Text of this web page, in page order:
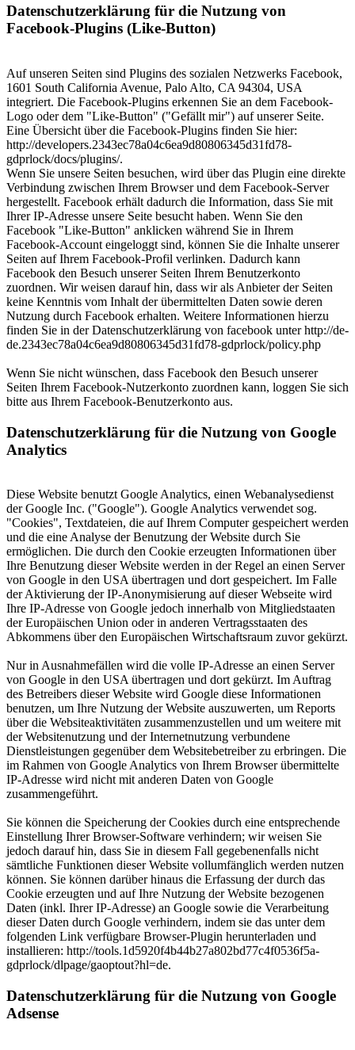
Datenschutzerklärung für die Nutzung von
Facebook-Plugins (Like-Button)
Auf unseren Seiten sind Plugins des sozialen Netzwerks Facebook,
1601 South California Avenue, Palo Alto, CA 94304, USA
integriert. Die Facebook-Plugins erkennen Sie an dem Facebook-
Logo oder dem "Like-Button" ("Gefällt mir") auf unserer Seite.
Eine Übersicht über die Facebook-Plugins finden Sie hier:
http://developers.2343ec78a04c6ea9d80806345d31fd78-
gdprlock/docs/plugins/.
Wenn Sie unsere Seiten besuchen, wird über das Plugin eine direkte
Verbindung zwischen Ihrem Browser und dem Facebook-Server
hergestellt. Facebook erhält dadurch die Information, dass Sie mit
Ihrer IP-Adresse unsere Seite besucht haben. Wenn Sie den
Facebook "Like-Button" anklicken während Sie in Ihrem
Facebook-Account eingeloggt sind, können Sie die Inhalte unserer
Seiten auf Ihrem Facebook-Profil verlinken. Dadurch kann
Facebook den Besuch unserer Seiten Ihrem Benutzerkonto
zuordnen. Wir weisen darauf hin, dass wir als Anbieter der Seiten
keine Kenntnis vom Inhalt der übermittelten Daten sowie deren
Nutzung durch Facebook erhalten. Weitere Informationen hierzu
finden Sie in der Datenschutzerklärung von facebook unter http://de-
de.2343ec78a04c6ea9d80806345d31fd78-gdprlock/policy.php
Wenn Sie nicht wünschen, dass Facebook den Besuch unserer
Seiten Ihrem Facebook-Nutzerkonto zuordnen kann, loggen Sie sich
bitte aus Ihrem Facebook-Benutzerkonto aus.
Datenschutzerklärung für die Nutzung von Google
Analytics
Diese Website benutzt Google Analytics, einen Webanalysedienst
der Google Inc. ("Google"). Google Analytics verwendet sog.
"Cookies", Textdateien, die auf Ihrem Computer gespeichert werden
und die eine Analyse der Benutzung der Website durch Sie
ermöglichen. Die durch den Cookie erzeugten Informationen über
Ihre Benutzung dieser Website werden in der Regel an einen Server
von Google in den USA übertragen und dort gespeichert. Im Falle
der Aktivierung der IP-Anonymisierung auf dieser Webseite wird
Ihre IP-Adresse von Google jedoch innerhalb von Mitgliedstaaten
der Europäischen Union oder in anderen Vertragsstaaten des
Abkommens über den Europäischen Wirtschaftsraum zuvor gekürzt.
Nur in Ausnahmefällen wird die volle IP-Adresse an einen Server
von Google in den USA übertragen und dort gekürzt. Im Auftrag
des Betreibers dieser Website wird Google diese Informationen
benutzen, um Ihre Nutzung der Website auszuwerten, um Reports
über die Websiteaktivitäten zusammenzustellen und um weitere mit
der Websitenutzung und der Internetnutzung verbundene
Dienstleistungen gegenüber dem Websitebetreiber zu erbringen. Die
im Rahmen von Google Analytics von Ihrem Browser übermittelte
IP-Adresse wird nicht mit anderen Daten von Google
zusammengeführt.
Sie können die Speicherung der Cookies durch eine entsprechende
Einstellung Ihrer Browser-Software verhindern; wir weisen Sie
jedoch darauf hin, dass Sie in diesem Fall gegebenenfalls nicht
sämtliche Funktionen dieser Website vollumfänglich werden nutzen
können. Sie können darüber hinaus die Erfassung der durch das
Cookie erzeugten und auf Ihre Nutzung der Website bezogenen
Daten (inkl. Ihrer IP-Adresse) an Google sowie die Verarbeitung
dieser Daten durch Google verhindern, indem sie das unter dem
folgenden Link verfügbare Browser-Plugin herunterladen und
installieren: http://tools.1d5920f4b44b27a802bd77c4f0536f5a-
gdprlock/dlpage/gaoptout?hl=de.
Datenschutzerklärung für die Nutzung von Google
Adsense